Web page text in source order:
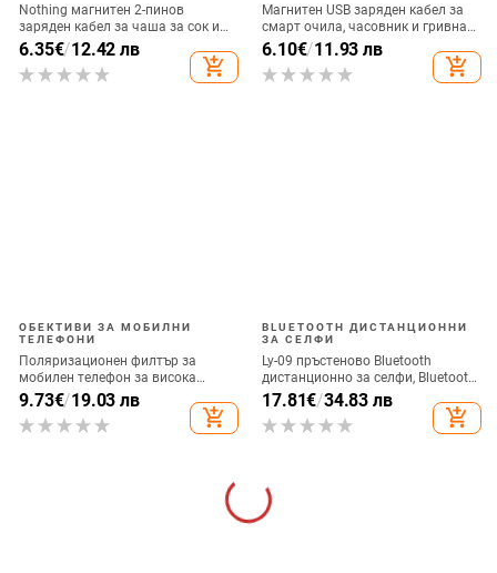
Nothing магнитен 2-пинов
заряден кабел за чаша за сок и
смарт часовник – 60 см, силен
магнит N52, 7,62 мм разстояние
между пиновете
6.35€/12.42 лв
add_shopping_cart
Магнитен USB заряден кабел за
смарт очила, часовник и гривна
– едно към две, съвместим с 4.0-
12.3, марка Rising Sun
6.10€/11.93 лв
add_shopping_cart
ОБЕКТИВИ ЗА МОБИЛНИ
ТЕЛЕФОНИ
Поляризационен филтър за
мобилен телефон за висока
резолюция — ND филтър, модел
GZM
9.73€/19.03 лв
add_shopping_cart
BLUETOOTH ДИСТАНЦИОННИ
ЗА СЕЛФИ
Ly-09 пръстеново Bluetooth
дистанционно за селфи, Bluetooth
5.3, ABS материал, тегло 10
17.81€/34.83 лв
add_shopping_cart